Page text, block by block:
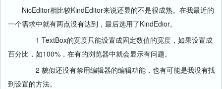
NicEditor相比较KindEditor来说还显的不是很成熟。在我最近的
一个需求中就有两点没有达到，最后选用了KindEdior。
1 TextBox的宽度只能设置成固定数值的宽度，如果设置成
百分比，如100%，在有的浏览器中就会显示有问题。
2 貌似还没有禁用编辑器的编辑功能，也有可能是我没有找
到设置的方法。